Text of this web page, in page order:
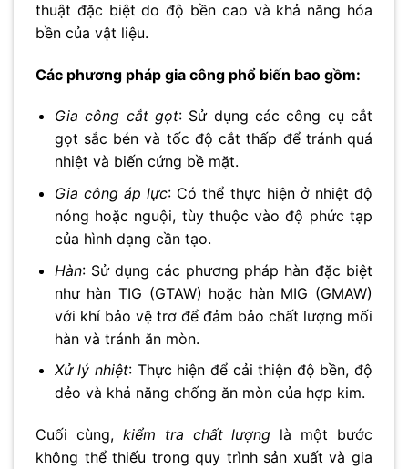
thuật đặc biệt do độ bền cao và khả năng hóa
bền của vật liệu.
Các phương pháp gia công phổ biến bao gồm:
Gia công cắt gọt: Sử dụng các công cụ cắt
gọt sắc bén và tốc độ cắt thấp để tránh quá
nhiệt và biến cứng bề mặt.
Gia công áp lực: Có thể thực hiện ở nhiệt độ
nóng hoặc nguội, tùy thuộc vào độ phức tạp
của hình dạng cần tạo.
Hàn: Sử dụng các phương pháp hàn đặc biệt
như hàn TIG (GTAW) hoặc hàn MIG (GMAW)
với khí bảo vệ trơ để đảm bảo chất lượng mối
hàn và tránh ăn mòn.
Xử lý nhiệt: Thực hiện để cải thiện độ bền, độ
dẻo và khả năng chống ăn mòn của hợp kim.
Cuối cùng, kiểm tra chất lượng là một bước
không thể thiếu trong quy trình sản xuất và gia